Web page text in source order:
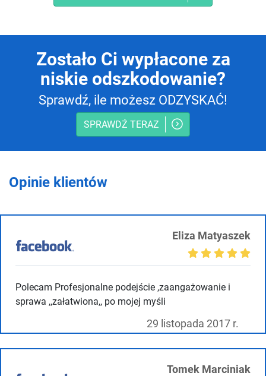
Zostało Ci wypłacone za
niskie odszkodowanie?
Sprawdź, ile możesz ODZYSKAĆ!
SPRAWDŹ TERAZ
Opinie klientów
Eliza Matyaszek
Polecam Profesjonalne podejście ,zaangażowanie i
sprawa ,,załatwiona,, po mojej myśli
29 listopada 2017 r.
Tomek Marciniak